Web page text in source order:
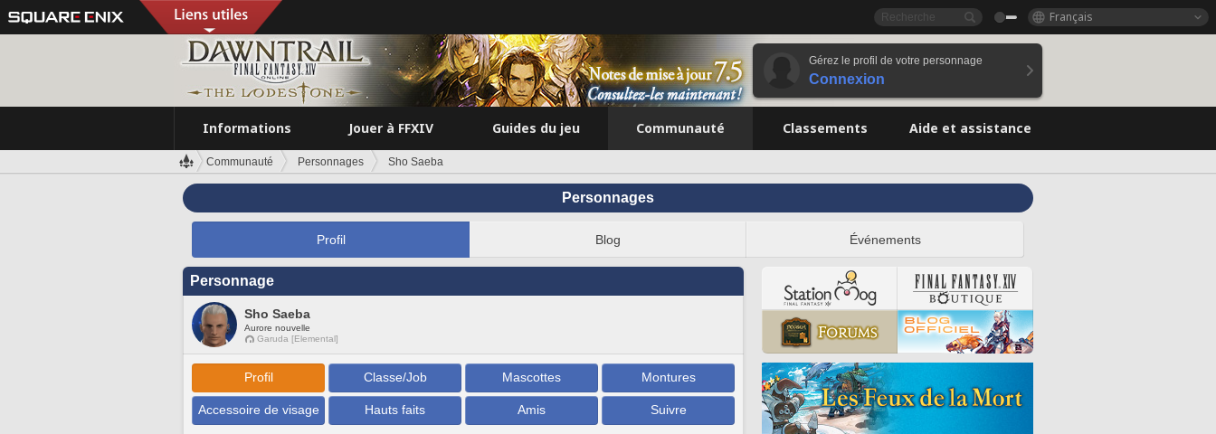
Français
Gérez le profil de votre personnage
Connexion
Informations Jouer à FFXIV Guides du jeu Communauté Classements Aide et assistance
Communauté Personnages Sho Saeba
Personnages
Profil Blog Événements
Personnage
Sho Saeba
Aurore nouvelle
Garuda [Elemental]
Profil Classe/Job Mascottes Montures
Accessoire de visage Hauts faits Amis Suivre